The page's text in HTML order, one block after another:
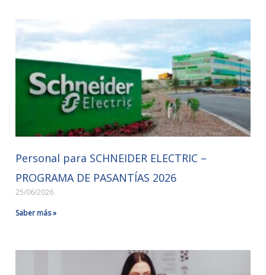
Personal para SCHNEIDER ELECTRIC –
PROGRAMA DE PASANTÍAS 2026
25/06/2026
Saber más »